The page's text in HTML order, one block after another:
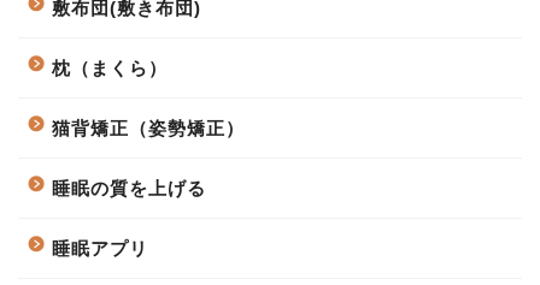
敷布団(敷き布団)
枕（まくら）
猫背矯正（姿勢矯正）
睡眠の質を上げる
睡眠アプリ